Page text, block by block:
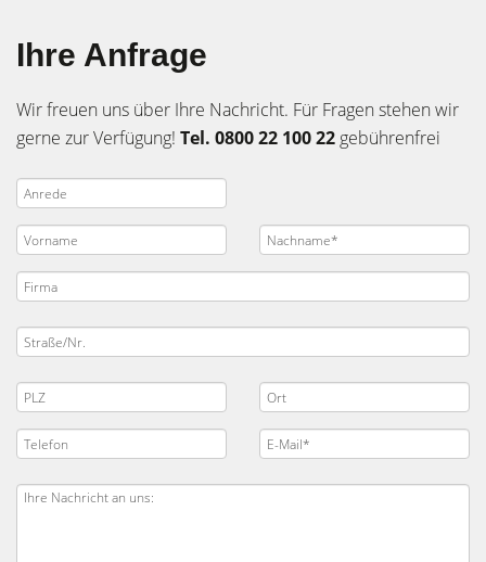
Ihre Anfrage
Wir freuen uns über Ihre Nachricht. Für Fragen stehen wir
gerne zur Verfügung! Tel. 0800 22 100 22 gebührenfrei